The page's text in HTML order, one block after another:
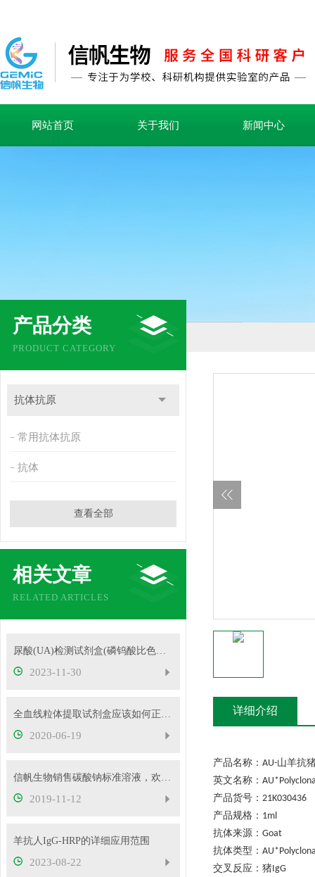
网站首页 关于我们 新闻中心
产品分类
PRODUCT CATEGORY
抗体抗原
常用抗体抗原
抗体
查看全部
相关文章
RELATED ARTICLES
尿酸(UA)检测试剂盒(磷钨酸比色法)的操作步骤
2023-11-30
全血线粒体提取试剂盒应该如何正确使用
2020-06-19
信帆生物销售碳酸钠标准溶液，欢迎抢购
2019-11-12
羊抗人IgG-HRP的详细应用范围
2023-08-22
详细介绍
产品名称： AU-山羊抗
英文名称：
产品货号： 21K030436
产品规格： 1ml
抗体来源： Goat
抗体类型：
交叉反应： 猪IgG